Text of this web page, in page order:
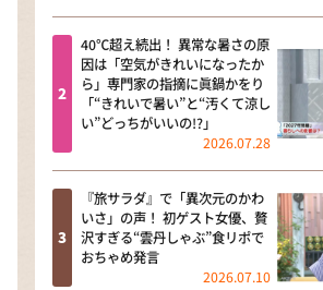
40℃超え続出！ 異常な暑さの原
因は「空気がきれいになったか
ら」専門家の指摘に眞鍋かをり
「“きれいで暑い”と“汚くて涼し
い”どっちがいいの!?」
2026.07.28
『旅サラダ』で「異次元のかわ
いさ」の声！ 初ゲスト女優、贅
沢すぎる“雲丹しゃぶ”食リポで
おちゃめ発言
2026.07.10